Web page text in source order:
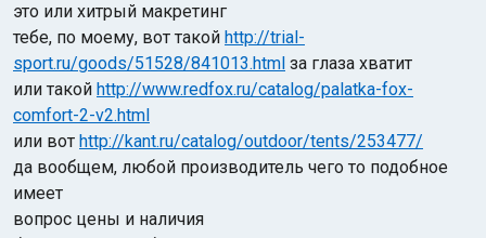
это или хитрый макретинг
тебе, по моему, вот такой http://trial-
sport.ru/goods/51528/841013.html за глаза хватит
или такой http://www.redfox.ru/catalog/palatka-fox-
comfort-2-v2.html
или вот http://kant.ru/catalog/outdoor/tents/253477/
да вообщем, любой производитель чего то подобное
имеет
вопрос цены и наличия